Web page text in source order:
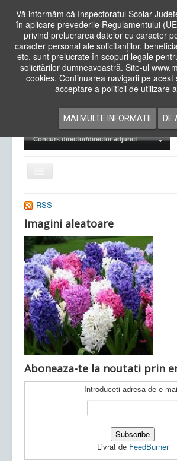
Vă informăm că Inspectoratul Scolar
în aplicare prevederile Regulamentului
privind prelucrarea datelor cu caracter
caracter personal ale solicitanților,
etc. sunt prelucrate în scopuri legale
solicitărilor dumneavoastră. Site-ul
cookies. Continuarea navigarii pe acest
acceptare a politicii de utilizare
MAI MULTE INFORMATII DE
Cauta
in
siteAcasa Cadre Didactice
Examene Naționale
Concurs director/director adjunct
Comută
navigarea
Ultimele articole: Vi, 04.11.2022 -
Județean Mehedinți
RSS
Imagini aleatoare
Aboneaza-te la noutati prin
Introduceti adresa de e-
Livrat de FeedBurner